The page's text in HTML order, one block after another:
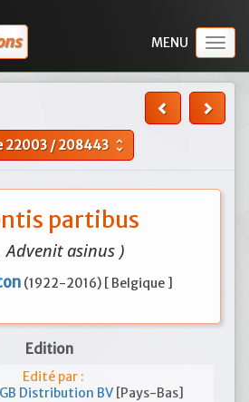
22003/208443 unfold_more
partibus
Advenit asinus )
(1922-2016) [ Belgique ]
Edition
Edité par :
Distribution BV [Pays-Bas]